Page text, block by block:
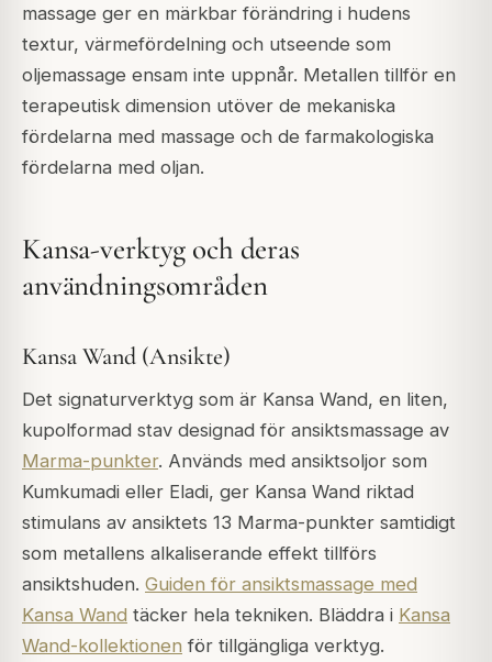
massage ger en märkbar förändring i hudens
textur, värmefördelning och utseende som
oljemassage ensam inte uppnår. Metallen tillför en
terapeutisk dimension utöver de mekaniska
fördelarna med massage och de farmakologiska
fördelarna med oljan.
Kansa-verktyg och deras
användningsområden
Kansa Wand (Ansikte)
Det signaturverktyg som är Kansa Wand, en liten,
kupolformad stav designad för ansiktsmassage av
Marma-punkter. Används med ansiktsoljor som
Kumkumadi eller Eladi, ger Kansa Wand riktad
stimulans av ansiktets 13 Marma-punkter samtidigt
som metallens alkaliserande effekt tillförs
ansiktshuden. Guiden för ansiktsmassage med
Kansa Wand täcker hela tekniken. Bläddra i Kansa
Wand-kollektionen för tillgängliga verktyg.